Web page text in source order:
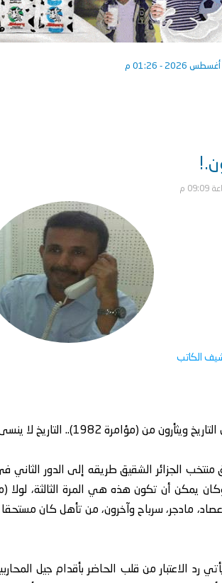
الكاتب
1982).. التاريخ لا ينسى، والعدالة قد تتأخر لكنها لا تموت!
ملحمة 2014) وكان يمكن أن تكون هذه هي المرة
مادجر، سرباح وآخرون، من تأهل كان
رد الاعتبار من قلب الحاضر بأقدام جيل